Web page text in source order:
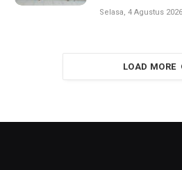
Selasa, 4 Agustus
LOAD MORE